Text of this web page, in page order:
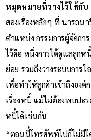
หมุดหมายที่วางไว้ให้กับ
สองเรื่องหลักๆ ที่ นารถนา
ตำแหน่ง กรรมการผู้จัดก
ไว้คือ หนึ่งการได้ดูแลลูกห
ย่อย รวมถึงวางระบบการ
เพื่อทำให้ลูกค้าเข้าถึงองค์
เรื่องหนี้ แม้ไม่ต้องพบปะ
หนี้ได้เช่นกัน
“ตอนนี้โทรศัพท์ไปก็ไม่มีใ